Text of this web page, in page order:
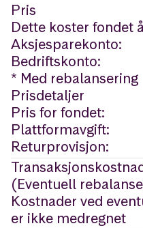
Pris
Dette koster fondet
Aksjesparekonto:
Bedriftskonto:
* Med rebalansering
Prisdetaljer
Pris for fondet:
Plattformavgift:
Returprovisjon:
(Eventuell
Kostnader ved
er ikke medregnet